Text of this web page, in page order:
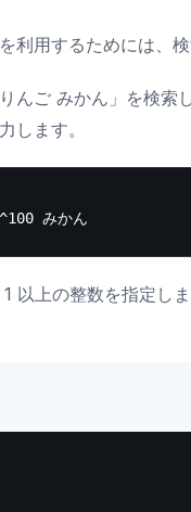
利用するためには、
んご みかん」を検索
します。
以上の整数を指定しま